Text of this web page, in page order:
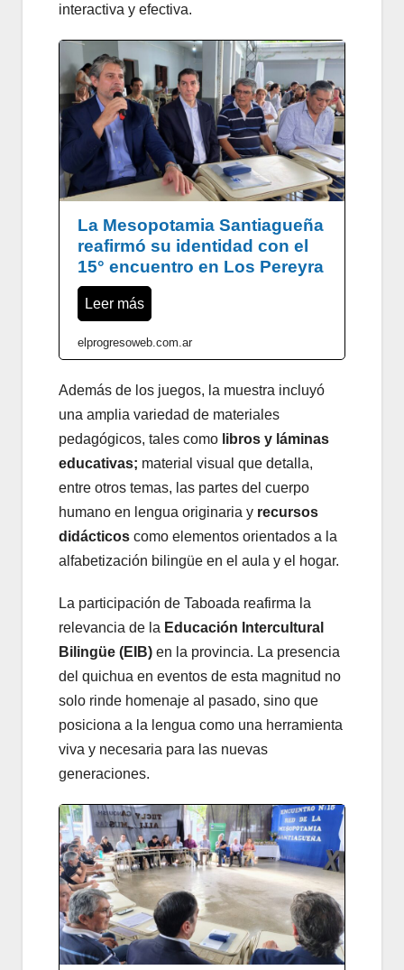
interactiva y efectiva.
La Mesopotamia Santiagueña
reafirmó su identidad con el
15° encuentro en Los Pereyra
Leer más
elprogresoweb.com.ar
Además de los juegos, la muestra incluyó
una amplia variedad de materiales
pedagógicos, tales como libros y láminas
educativas; material visual que detalla,
entre otros temas, las partes del cuerpo
humano en lengua originaria y recursos
didácticos como elementos orientados a la
alfabetización bilingüe en el aula y el hogar.
La participación de Taboada reafirma la
relevancia de la Educación Intercultural
Bilingüe (EIB) en la provincia. La presencia
del quichua en eventos de esta magnitud no
solo rinde homenaje al pasado, sino que
posiciona a la lengua como una herramienta
viva y necesaria para las nuevas
generaciones.